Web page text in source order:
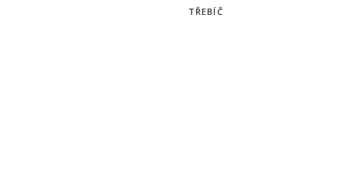
TŘEBÍČ